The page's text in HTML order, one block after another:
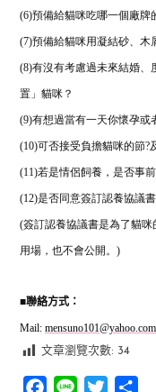
(6)預備給貓咪吃哪一個廠牌
(7)預備給貓咪用凝結砂、木
(8)有沒有考慮過未來結婚、
置」貓咪？
(9)有想過當有一天你懷孕或
(10)可否接受負擔貓咪的節?
(11)若是情侶飼養，是否事
(12)是否同意簽訂認養協議
(簽訂認養協議書是為了貓
用場，也不會公開。)
■聯絡方式：
Mail:
文章瀏覽次數: 34
Facebook
Line Twitter